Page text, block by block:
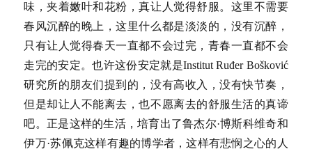
味，夹着嫩叶和花粉，真让人觉得舒服。这里不需要
春风沉醉的晚上，这里什么都是淡淡的，没有沉醉，
只有让人觉得春天一直都不会过完，青春一直都不会
走完的安定。也许这份安定就是Institut Ruđer Bošković
研究所的朋友们提到的，没有高收入，没有快节奏，
但是却让人不能离去，也不愿离去的舒服生活的真谛
吧。正是这样的生活，培育出了鲁杰尔·博斯科维奇和
伊万·苏佩克这样有趣的博学者，这样有悲悯之心的人